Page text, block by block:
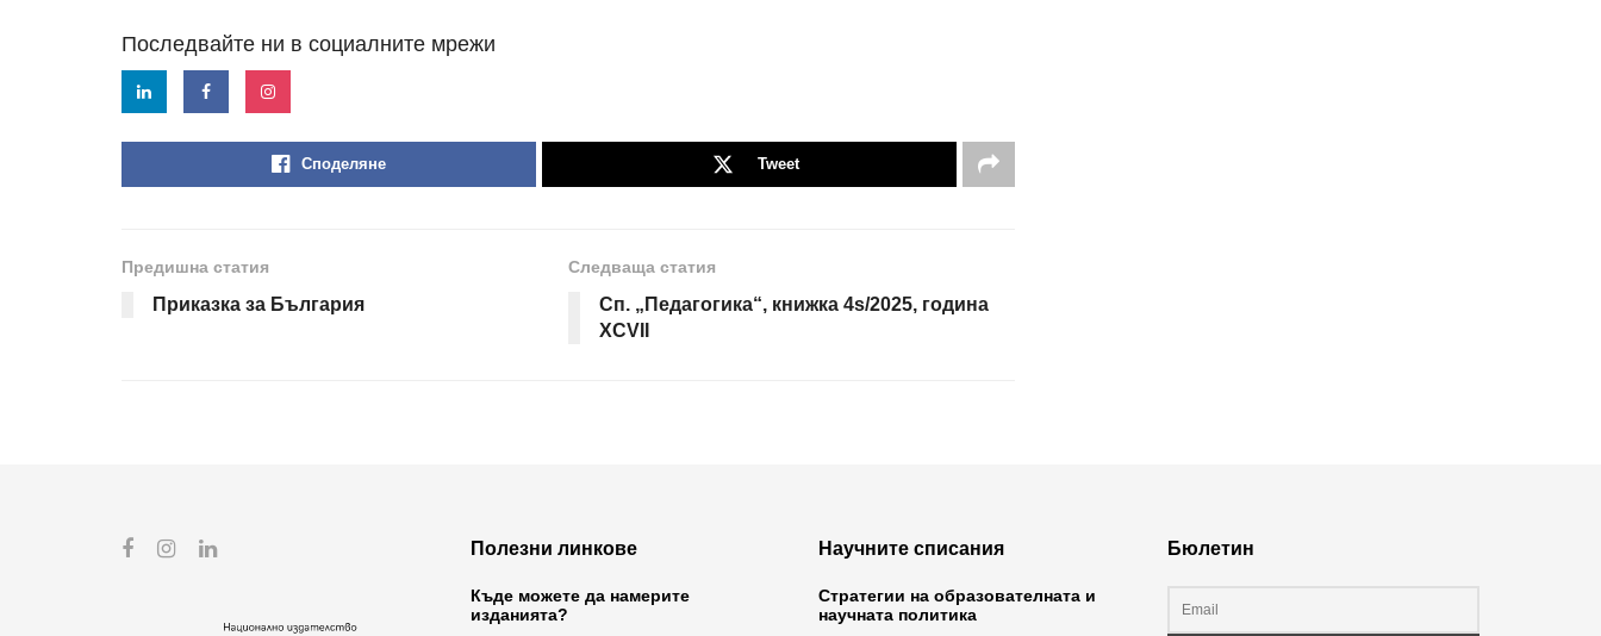
Последвайте ни в социалните мрежи
Споделяне Tweet
Предишна статия
Приказка за България
Следваща статия
Сп. „Педагогика“, книжка 4s/2025, година
XCVII
Полезни линкове
Къде можете да намерите
изданията?
Научните списания
Стратегии на образователната и
научната политика
Бюлетин